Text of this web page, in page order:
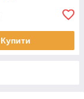
Купити